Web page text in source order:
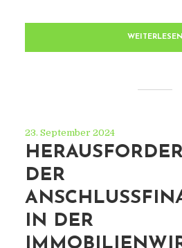
WEITERLESEN
23. September 2024
DER
IN DER